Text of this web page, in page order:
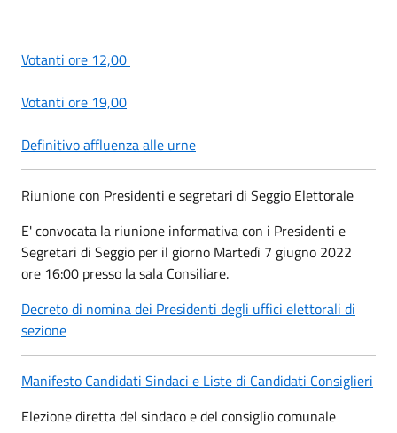
Votanti ore 12,00
Votanti ore 19,00
Definitivo affluenza alle urne
Riunione con Presidenti e segretari di Seggio Elettorale
E' convocata la riunione informativa con i Presidenti e
Segretari di Seggio per il giorno Martedì 7 giugno 2022
ore 16:00 presso la sala Consiliare.
Decreto di nomina dei Presidenti degli uffici elettorali di
sezione
Manifesto Candidati Sindaci e Liste di Candidati Consiglieri
Elezione diretta del sindaco e del consiglio comunale